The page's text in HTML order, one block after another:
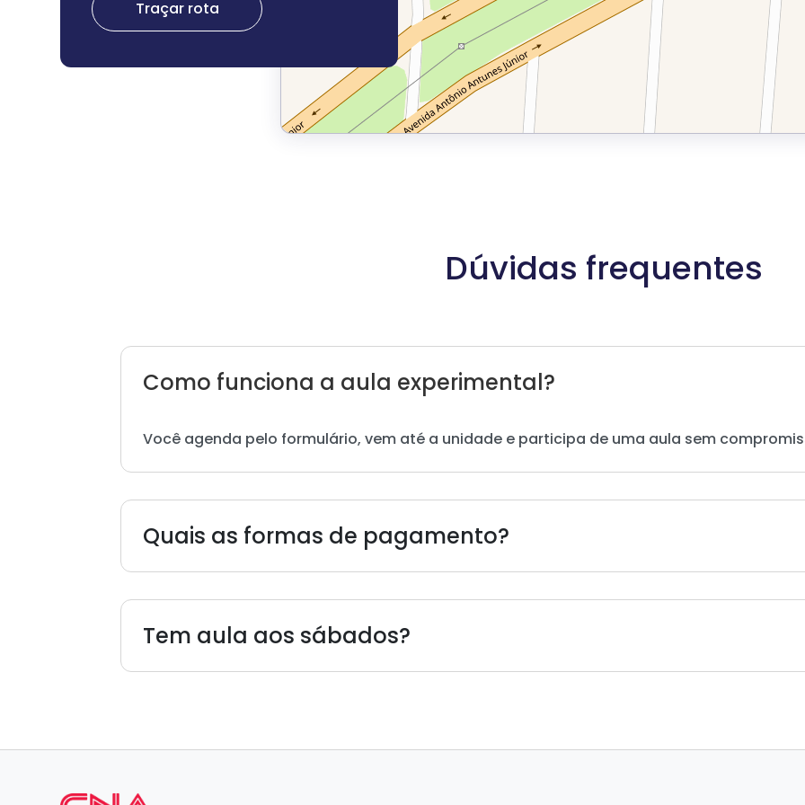
Traçar rota
Dúvidas frequentes
Como funciona a aula experimental?
Você agenda pelo formulário, vem até a unidade e participa de uma aula sem
Quais as formas de pagamento?
Tem aula aos sábados?